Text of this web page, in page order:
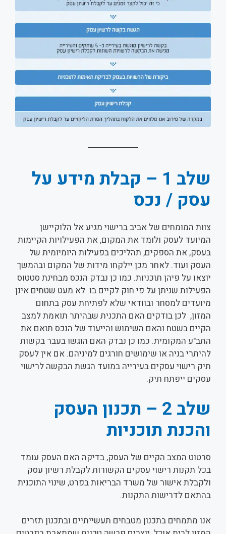
שלב 1 – קבלת מידע על
עסק / נכס
צוות המומחים של אביב ברישוי מגיע אל הלוקיישן
המיועד לעסק ולומד את המקום, את הפעילויות הקיימות
בעסק, את הספקים, תהליכים בפעילות היומיומית של
העסק ועוד. לאחר מכן יילקחו מידות של המקום ובהמשך
יוצאו על פיהן תוכניות. כמו כן נבדק הנכס מבחינת סטטוס
הפעילות שניתן על פי חוק לקיים בו. לא מעט שטחים אינן
מיועדים למסחר ובוודאי שלא לפתיחת עסק בתחום
המזון, לכן בודקים האם התכנית שבהיתר תואמת למצב
הקיים בשטח והאם השימוש והייעוד של הנכס תואם את
התב"ע המקומית. כמו כן נבדק האם הוגשו בעבר בקשות
להיתרי בניה או שימושים חורגים למיניהם. אם אין לעסק
תיק רישוי עסקים בעירייה במועד הגשת הבקשה לרישוי
עסקים ייפתח תיק.
שלב 2 – תכנון העסק
והכנת תוכניות
סרטוט המצב הקיים של העסק, בדיקה האם העסק עומד
בכל תקנות רישוי עסקים הקשורות לקבלת רשיון עסק
ולקבלת אישור של משרד הבריאות בפרט, שינוי התוכנית
בהתאם לדרישות התקנות.
אנו מתמחים בתכנון מטבחים תעשייתיים ובתכנון תזרים